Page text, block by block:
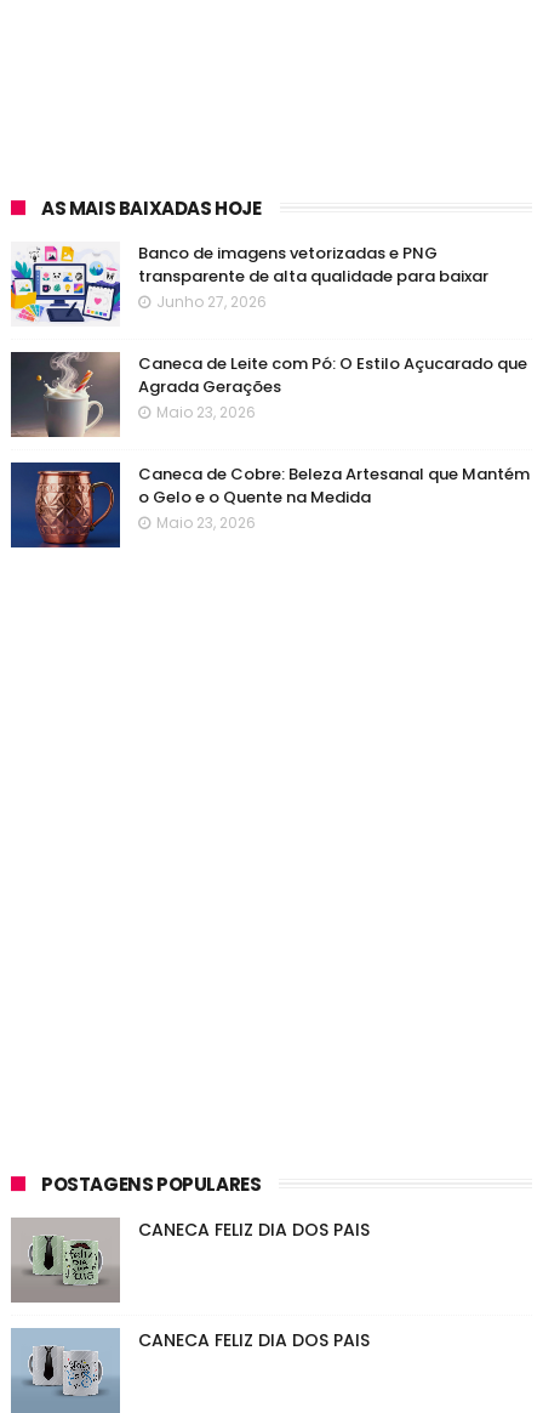
AS MAIS BAIXADAS HOJE
Banco de imagens vetorizadas e PNG
transparente de alta qualidade para baixar
Junho 27, 2026
Caneca de Leite com Pó: O Estilo Açucarado que
Agrada Gerações
Maio 23, 2026
Caneca de Cobre: Beleza Artesanal que Mantém
o Gelo e o Quente na Medida
Maio 23, 2026
POSTAGENS POPULARES
CANECA FELIZ DIA DOS PAIS
CANECA FELIZ DIA DOS PAIS